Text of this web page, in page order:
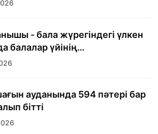
- бала жүрегіндегі үлкен
балалар үйінің
мерекелік күн
ауданында 594 пәтері бар
бітті